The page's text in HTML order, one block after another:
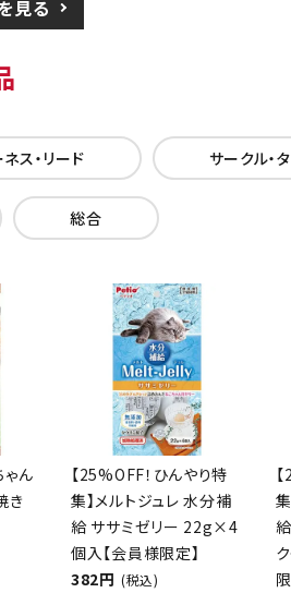
見る
ス・リード サークル・
総合
ん
き
【25%OFF！ひんやり特
集】メルトジュレ 水分補
給 ササミゼリー 22g×4
個入【会員様限定】
382円 (税込)